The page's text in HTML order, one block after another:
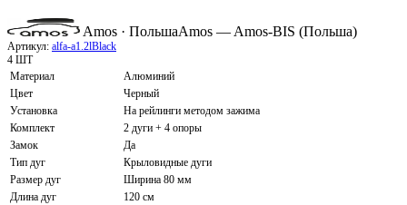
Amos · ПольшаAmos — Amos-BIS (Польша)
Артикул: alfa-a1.2lBlack
4 ШТ
Материал
Алюминий
Цвет
Черный
Установка
На рейлинги методом зажима
Комплект
2 дуги + 4 опоры
Замок
Да
Тип дуг
Крыловидные дуги
Размер дуг
Ширина 80 мм
Длина дуг
120 см